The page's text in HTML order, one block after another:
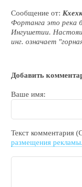
Сообщение от:
Фортанга это река
Ингушетии.
инг. означает
Добавить
Ваше имя:
Текст комментария
размещения